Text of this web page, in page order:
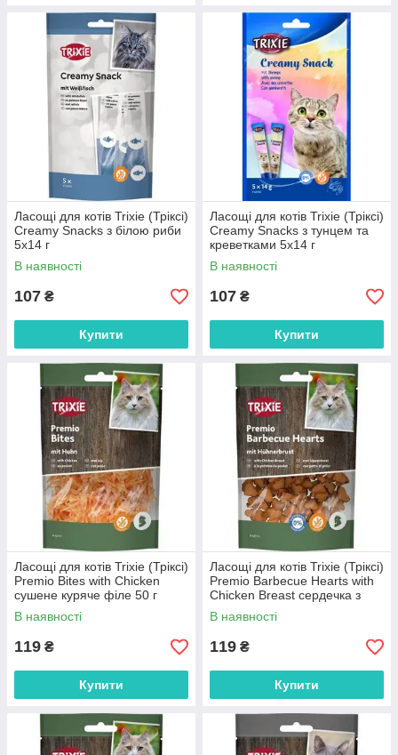
Ласощі для котів Trixie (Тріксі)
Creamy Snacks з білою риби
5х14 г
В наявності
107 ₴
Купити
Ласощі для котів Trixie (Тріксі)
Creamy Snacks з тунцем та
креветками 5х14 г
В наявності
107 ₴
Купити
Ласощі для котів Trixie (Тріксі)
Premio Bites with Chicken
сушене куряче філе 50 г
В наявності
119 ₴
Купити
Ласощі для котів Trixie (Тріксі)
Premio Barbecue Hearts with
Chicken Breast сердечка з
куркою 50 г
В наявності
119 ₴
Купити